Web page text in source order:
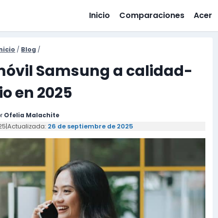
Inicio Comparaciones Acer
/ Blog /
Samsung a calidad-
en 2025
Ofelia Malachite
|Actualizada: 26 de septiembre de 2025